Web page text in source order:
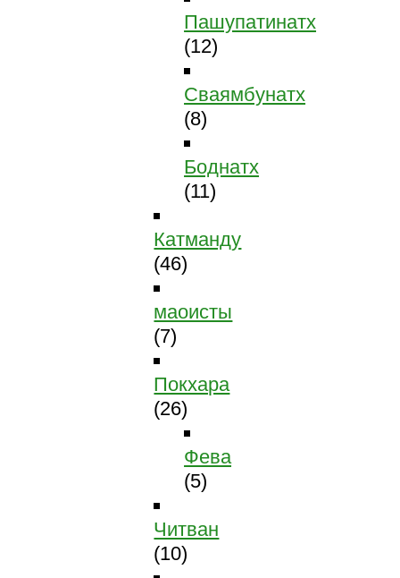
Пашупатинатх
(12)
Сваямбунатх
(8)
Боднатх
(11)
Катманду
(46)
маоисты
(7)
Покхара
(26)
Фева
(5)
Читван
(10)